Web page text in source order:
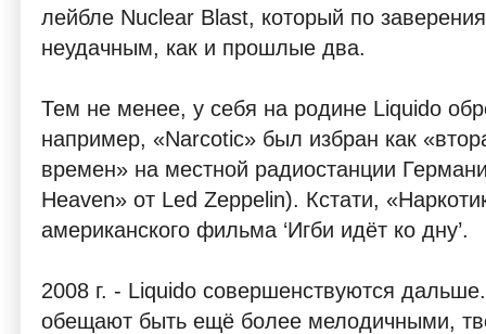
лейбле Nuclear Blast, который по
неудачным, как и прошлые два.
Тем не менее, у себя на родине Liquido
например, «Narcotic» был избран как
времен» на местной радиостанции
Heaven» от Led Zeppelin). Кстати,
американского фильма ‘Игби идёт ко дну’.
2008 г. - Liquido совершенствуются
обещают быть ещё более мелодичными,